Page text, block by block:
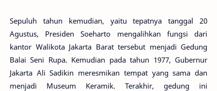
Sepuluh tahun kemudian, yaitu tepatnya tanggal 20
Agustus, Presiden Soeharto mengalihkan fungsi dari
kantor Walikota Jakarta Barat tersebut menjadi Gedung
Balai Seni Rupa. Kemudian pada tahun 1977, Gubernur
Jakarta Ali Sadikin meresmikan tempat yang sama dan
menjadi Museum Keramik. Terakhir, gedung ini